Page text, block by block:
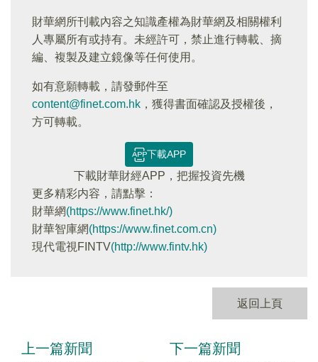
財華網所刊載內容之知識產權為財華網及相關權利
人專屬所有或持有。未經許可，禁止進行轉載、摘
編、複製及建立鏡像等任何使用。
如有意願轉載，請發郵件至
content@finet.com.hk ，獲得書面確認及授權後，
方可轉載。
下載APP
下載財華財經APP，把握投資先機
更多精彩内容，請點擊：
財華網(https://www.finet.hk/)
財華智庫網(https://www.finet.com.cn)
現代電視FINTV(http://www.fintv.hk)
返回上頁
上一篇新聞 下一篇新聞